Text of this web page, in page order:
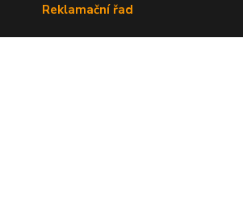
Reklamační řad
Doprava a platba